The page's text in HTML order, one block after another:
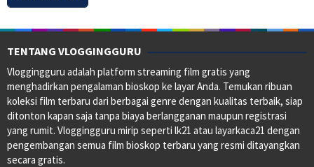
TENTANG VLOGGINGGURU
Vloggingguru adalah platform streaming film gratis yang
menghadirkan pengalaman bioskop ke layar Anda. Temukan ribuan
koleksi film terbaru dari berbagai genre dengan kualitas terbaik, siap
ditonton kapan saja tanpa biaya berlangganan maupun registrasi
yang rumit. Vloggingguru mirip seperti lk21 atau layarkaca21 dengan
pengembangan semua film bioskop terbaru yang resmi ditayangkan
secara gratis.